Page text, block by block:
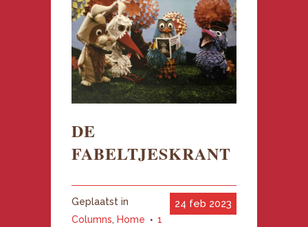
DE
FABELTJESKRANT
24 feb 2023
Geplaatst in
Columns, Home
1